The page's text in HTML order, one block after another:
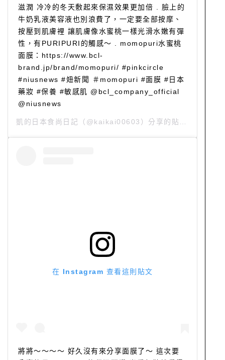
滋潤 冷冷的冬天敷起來保濕效果更加倍 . 臉上的
牛奶乳液美容液也別浪費了，一定要全部按摩、
按壓到肌膚裡 讓肌膚像水蜜桃一樣光滑水嫩有彈
性，有PURIPURI的觸感～ . momopuri水蜜桃
面膜：https://www.bcl-
brand.jp/brand/momopuri/ #pinkcircle
#niusnews #妞新聞 ＃momopuri #面膜 #日本
藥妝 #保養 #敏感肌 @bcl_company_official
@niusnews
凱的日本食尚日記 （@kaikai00603）分享的貼文 於
在 Instagram 查看這則貼文
將將～～～～ 好久沒有來分享面膜了～ 這次要